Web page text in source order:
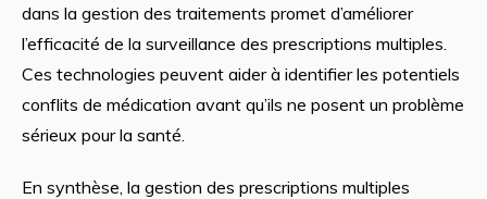
dans la gestion des traitements promet d’améliorer
l’efficacité de la surveillance des prescriptions multiples.
Ces technologies peuvent aider à identifier les potentiels
conflits de médication avant qu’ils ne posent un problème
sérieux pour la santé.
En synthèse, la gestion des prescriptions multiples